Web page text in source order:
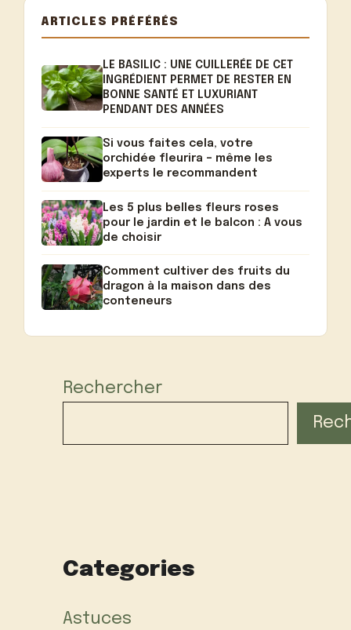
ARTICLES PRÉFÉRÉS
LE BASILIC : UNE CUILLERÉE DE CET
INGRÉDIENT PERMET DE RESTER EN
BONNE SANTÉ ET LUXURIANT
PENDANT DES ANNÉES
Si vous faites cela, votre
orchidée fleurira – même les
experts le recommandent
Les 5 plus belles fleurs roses
pour le jardin et le balcon : A vous
de choisir
Comment cultiver des fruits du
dragon à la maison dans des
conteneurs
Rechercher
Categories
Astuces